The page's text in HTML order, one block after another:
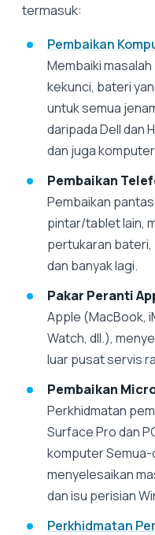
termasuk:
Pembaikan
Membaiki
kekunci, bateri
untuk semua
daripada Dell dan
dan juga
Pembaikan
Pembaikan
pintar/tablet lain,
pertukaran
dan banyak lagi.
Pakar Peranti
Apple (MacBook,
Watch, dll.),
luar pusat servis
Pembaikan
Perkhidmatan
Surface Pro dan
komputer
menyelesaikan
dan isu perisian
Perkhidmatan